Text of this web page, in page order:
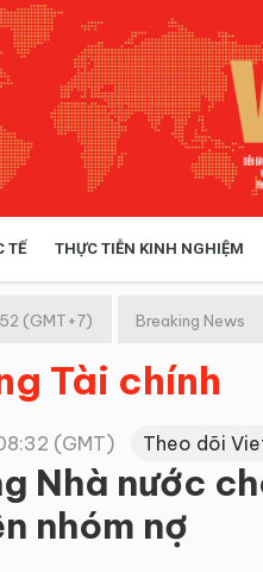
TẾ THỰC TIỄN KINH NGHIỆM
(GMT+7) Breaking News
Tài chính
(GMT) Theo dõi
Nhà nước
nhóm nợ